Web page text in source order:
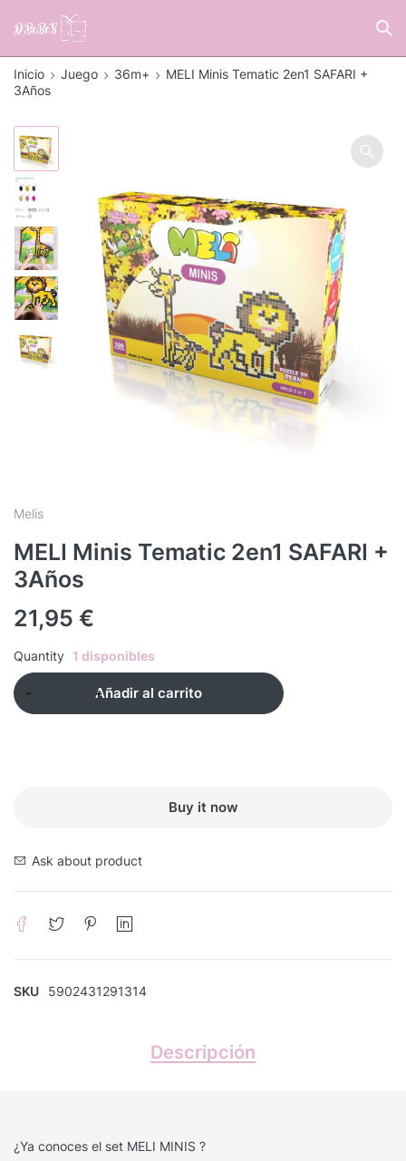
Inicio Juego 36m+
MELI Minis Tematic 2en1 SAFARI +
3Años
Melis
MELI Minis Tematic 2en1 SAFARI +
3Años
21,95 €
Quantity 1 disponibles
Añadir al carrito
Buy it now
Ask about product
SKU 5902431291314
Descripción
¿Ya conoces el set MELI MINIS ?